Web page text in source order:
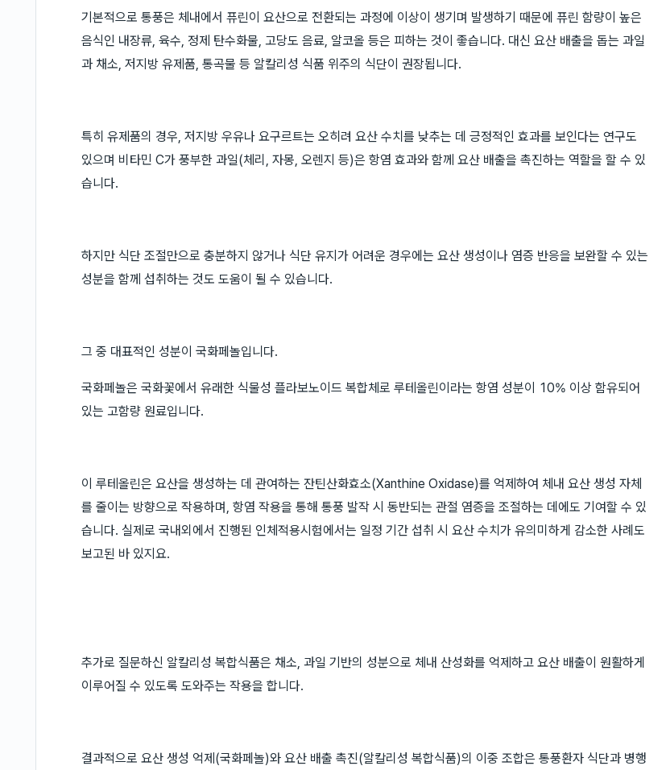
기본적으로 통풍은 체내에서 퓨린이 요산으로 전환되는 과정에 이상이 생기며 발생하기 때문에 퓨린 함량이 높은
음식인 내장류, 육수, 정제 탄수화물, 고당도 음료, 알코올 등은 피하는 것이 좋습니다. 대신 요산 배출을 돕는 과일
과 채소, 저지방 유제품, 통곡물 등 알칼리성 식품 위주의 식단이 권장됩니다.
특히 유제품의 경우, 저지방 우유나 요구르트는 오히려 요산 수치를 낮추는 데 긍정적인 효과를 보인다는 연구도
있으며 비타민 C가 풍부한 과일(체리, 자몽, 오렌지 등)은 항염 효과와 함께 요산 배출을 촉진하는 역할을 할 수 있
습니다.
하지만 식단 조절만으로 충분하지 않거나 식단 유지가 어려운 경우에는 요산 생성이나 염증 반응을 보완할 수 있는
성분을 함께 섭취하는 것도 도움이 될 수 있습니다.
그 중 대표적인 성분이 국화페놀입니다.
국화페놀은 국화꽃에서 유래한 식물성 플라보노이드 복합체로 루테올린이라는 항염 성분이 10% 이상 함유되어
있는 고함량 원료입니다.
이 루테올린은 요산을 생성하는 데 관여하는 잔틴산화효소(Xanthine Oxidase)를 억제하여 체내 요산 생성 자체
를 줄이는 방향으로 작용하며, 항염 작용을 통해 통풍 발작 시 동반되는 관절 염증을 조절하는 데에도 기여할 수 있
습니다. 실제로 국내외에서 진행된 인체적용시험에서는 일정 기간 섭취 시 요산 수치가 유의미하게 감소한 사례도
보고된 바 있지요.
추가로 질문하신 알칼리성 복합식품은 채소, 과일 기반의 성분으로 체내 산성화를 억제하고 요산 배출이 원활하게
이루어질 수 있도록 도와주는 작용을 합니다.
결과적으로 요산 생성 억제(국화페놀)와 요산 배출 촉진(알칼리성 복합식품)의 이중 조합은 통풍환자 식단과 병행